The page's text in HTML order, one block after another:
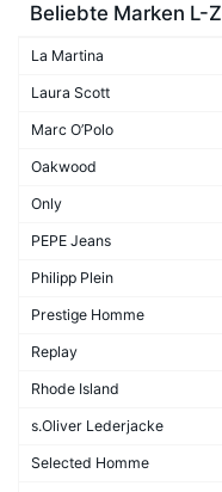
Beliebte Marken L-Z
La Martina
Laura Scott
Marc O’Polo
Oakwood
Only
PEPE Jeans
Philipp Plein
Prestige Homme
Replay
Rhode Island
s.Oliver Lederjacke
Selected Homme